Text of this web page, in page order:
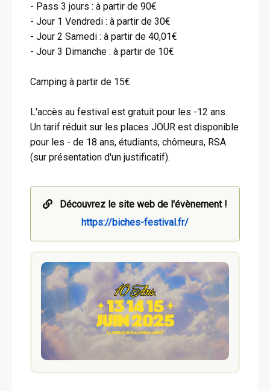
- Pass 3 jours : à partir de 90€
- Jour 1 Vendredi : à partir de 30€
- Jour 2 Samedi : à partir de 40,01€
- Jour 3 Dimanche : à partir de 10€
Camping à partir de 15€
L'accès au festival est gratuit pour les -12 ans.
Un tarif réduit sur les places JOUR est disponible
pour les - de 18 ans, étudiants, chômeurs, RSA
(sur présentation d'un justificatif).
Découvrez le site web de l'évènement !
https://biches-festival.fr/